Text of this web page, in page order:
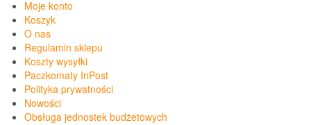
Moje konto
Koszyk
O nas
Regulamin sklepu
Koszty wysyłki
Paczkomaty InPost
Polityka prywatności
Nowości
Obsługa jednostek budżetowych